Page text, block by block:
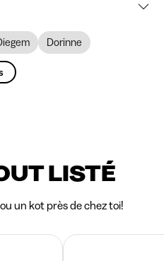
Dorinne
LISTÉ
un kot près de chez toi!